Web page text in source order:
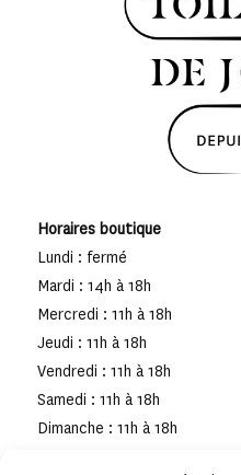
Horaires boutique
Lundi : fermé
Mardi : 14h à 18h
Mercredi : 11h à 18h
Jeudi : 11h à 18h
Vendredi : 11h à 18h
Samedi : 11h à 18h
Dimanche : 11h à 18h